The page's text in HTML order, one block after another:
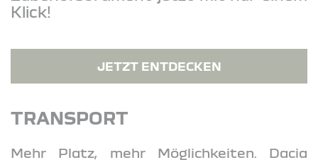
Klick!
JETZT ENTDECKEN
TRANSPORT
Mehr Platz, mehr Möglichkeiten. Dacia